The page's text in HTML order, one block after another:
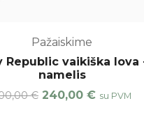
Pažaiskime
Republic vaikiška lova
namelis
€ 240,00 € su PVM